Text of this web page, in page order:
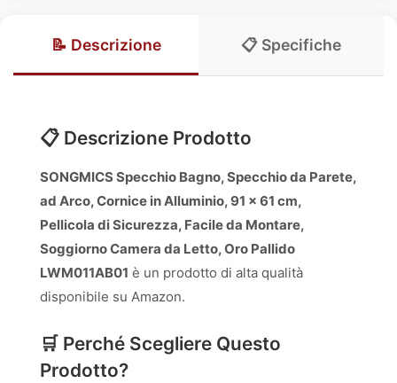
📝 Descrizione 📋 Specifiche
📋 Descrizione Prodotto
SONGMICS Specchio Bagno, Specchio da Parete,
ad Arco, Cornice in Alluminio, 91 x 61 cm,
Pellicola di Sicurezza, Facile da Montare,
Soggiorno Camera da Letto, Oro Pallido
LWM011AB01 è un prodotto di alta qualità
disponibile su Amazon.
🛒 Perché Scegliere Questo
Prodotto?